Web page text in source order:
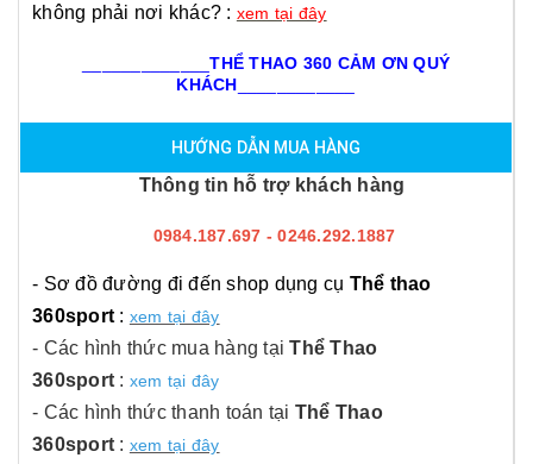
không phải nơi khác? : xem tại đây
_____________THỂ THAO 360 CẢM ƠN QUÝ
KHÁCH
HƯỚNG DẪN MUA HÀNG
Thông tin hỗ trợ khách hàng
0984.187.697 - 0246.292.1887
- Sơ đồ đường đi đến shop dụng cụ Thể thao
360sport : xem tại đây
- Các hình thức mua hàng tạiThể Thao
360sport : xem tại đây
- Các hình thức thanh toán tại Thể Thao
360sport : xem tại đây